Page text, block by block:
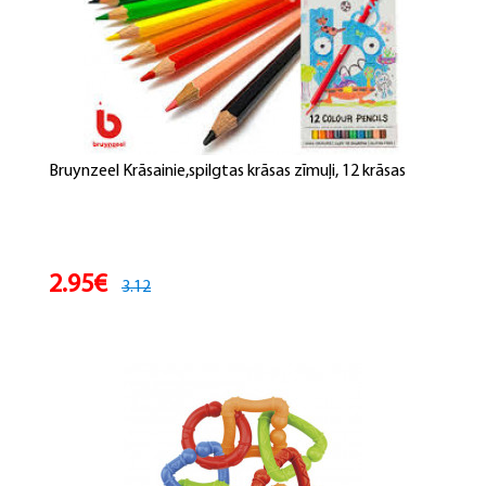
Bruynzeel Krāsainie,spilgtas krāsas zīmuļi, 12 krāsas
2.95€ 3.12